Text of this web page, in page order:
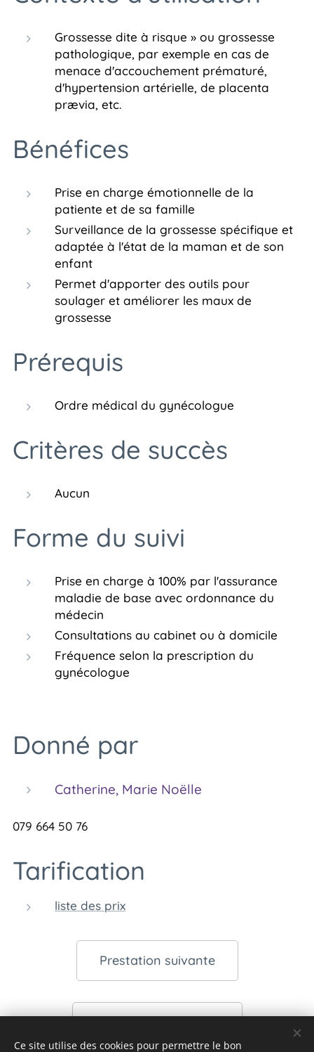
Grossesse dite à risque » ou grossesse
pathologique, par exemple en cas de
menace d'accouchement prématuré,
d'hypertension artérielle, de placenta
prævia, etc.
Bénéfices
Prise en charge émotionnelle de la
patiente et de sa famille
Surveillance de la grossesse spécifique et
adaptée à l'état de la maman et de son
enfant
Permet d'apporter des outils pour
soulager et améliorer les maux de
grossesse
Prérequis
Ordre médical du gynécologue
Critères de succès
Aucun
Forme du suivi
Prise en charge à 100% par l'assurance
maladie de base avec ordonnance du
médecin
Consultations au cabinet ou à domicile
Fréquence selon la prescription du
gynécologue
Donné par
Catherine, Marie Noëlle
079 664 50 76
Tarification
liste des prix
Prestation suivante
Ce site utilise des cookies pour permettre le bon